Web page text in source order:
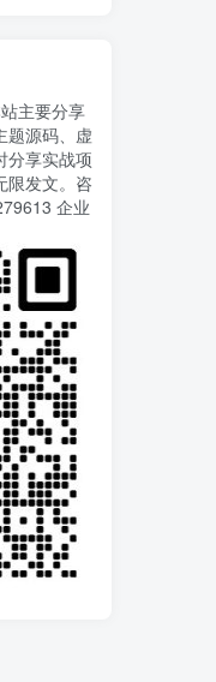
干货 献给
625
猫平台任务
任务自动
745
，电脑挂
50+ 可批
900
浏览 每天
一天轻松
结 多做多得
651
卖几百元
，虎哥这
法
656
主要分享
题源码、虚
分享实战项
限发文。咨
企业